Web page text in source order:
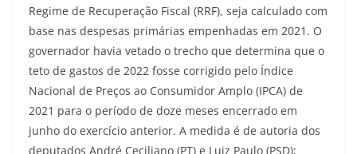
Regime de Recuperação Fiscal (RRF), seja calculado com
base nas despesas primárias empenhadas em 2021. O
governador havia vetado o trecho que determina que o
teto de gastos de 2022 fosse corrigido pelo Índice
Nacional de Preços ao Consumidor Amplo (IPCA) de
2021 para o período de doze meses encerrado em
junho do exercício anterior. A medida é de autoria dos
deputados André Ceciliano (PT) e Luiz Paulo (PSD);